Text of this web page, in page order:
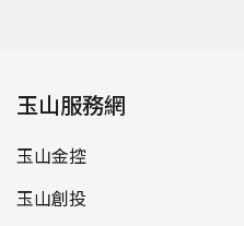
玉山服務網
玉山金控
玉山創投